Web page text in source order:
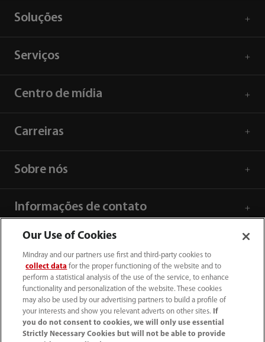
Soluções
Serviços
Centro de mídia
Carreiras
Sobre nós
Informações de contato
Our Use of Cookies
Mindray and our partners use first and third-party cookies to
collect data for the proper functioning of the website and to
perform a statistical analysis of the use of the service, to enhance
functionality and personalization of the website. These cookies
may also be used by our advertising partners to build a profile of
your interests and show you relevant adverts on other sites.
If
you do not consent to cookies, we will only use essential
Strictly Necessary Cookies but will not be able to provide